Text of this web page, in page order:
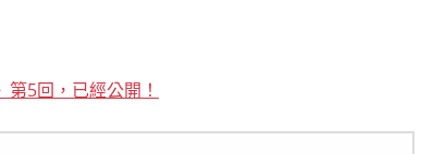
第5回，已經公開！